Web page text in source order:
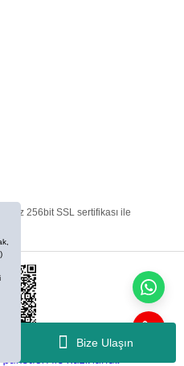
Bize Ulaşın
256bit SSL sertifikası ile